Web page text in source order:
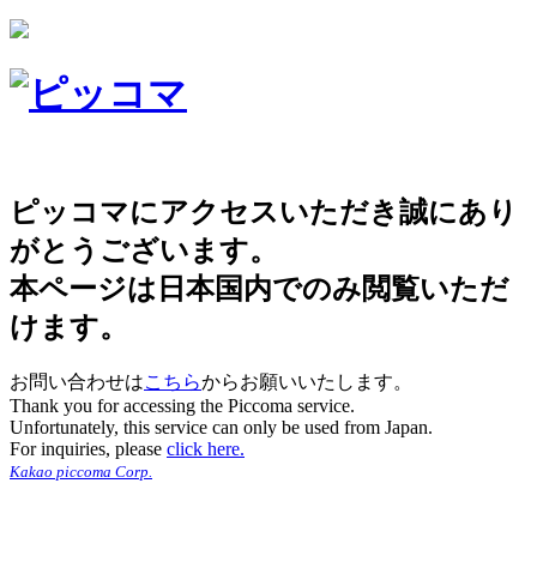
ピッコマにアクセスいただき誠にあり
がとうございます。
本ページは日本国内でのみ閲覧いただ
けます。
お問い合わせはこちらからお願いいたします。
Thank you for accessing the Piccoma service.
Unfortunately, this service can only be used from Japan.
For inquiries, please click here.
Kakao piccoma Corp.